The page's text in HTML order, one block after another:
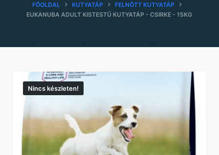
FŐOLDAL KUTYATÁP
FELNŐTT KUTYATÁP
EUKANUBA ADULT KISTESTŰ KUTYATÁP - CSIRKE - 15KG
Nincs készleten!